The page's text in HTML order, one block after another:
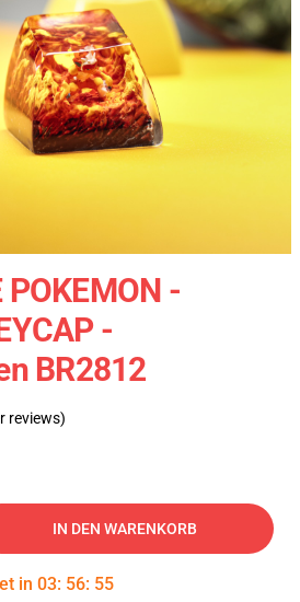
POKEMON -
-
BR2812
reviews)
IN DEN WARENKORB
in 03: 56: 55